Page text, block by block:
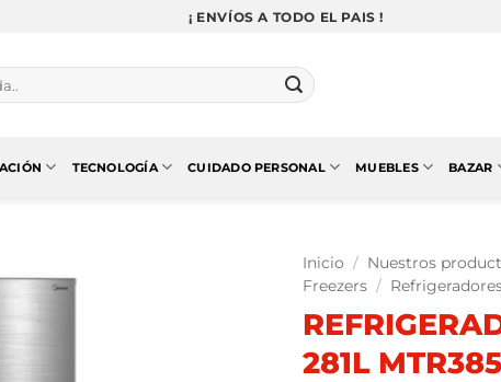
¡ ENVÍOS A TODO EL PAIS !
TECNOLOGÍA CUIDADO PERSONAL MUEBLES BAZAR
Inicio / Nuestros
Freezers /
281L